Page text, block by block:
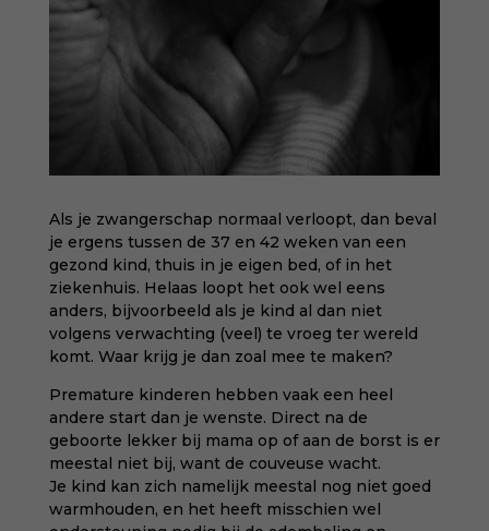
Als je zwangerschap normaal verloopt, dan beval
je ergens tussen de 37 en 42 weken van een
gezond kind, thuis in je eigen bed, of in het
ziekenhuis. Helaas loopt het ook wel eens
anders, bijvoorbeeld als je kind al dan niet
volgens verwachting (veel) te vroeg ter wereld
komt. Waar krijg je dan zoal mee te maken?
Premature kinderen hebben vaak een heel
andere start dan je wenste. Direct na de
geboorte lekker bij mama op of aan de borst is er
meestal niet bij, want de couveuse wacht.
Je kind kan zich namelijk meestal nog niet goed
warmhouden, en het heeft misschien wel